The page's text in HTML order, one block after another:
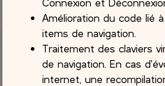
Amélioration du code lié
items de navigation.
Traitement des claviers
de navigation. En cas
internet, une